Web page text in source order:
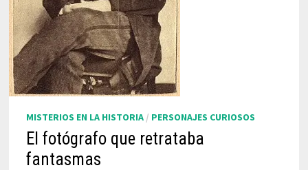
MISTERIOS EN LA HISTORIA/ PERSONAJES CURIOSOS
El fotógrafo que retrataba
fantasmas